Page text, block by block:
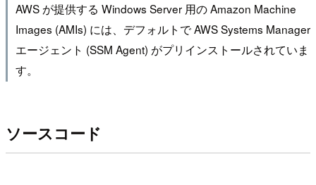
AWS が提供する Windows Server 用の Amazon Machine
Images (AMIs) には、デフォルトで AWS Systems Manager
エージェント (SSM Agent) がプリインストールされていま
す。
ソースコード